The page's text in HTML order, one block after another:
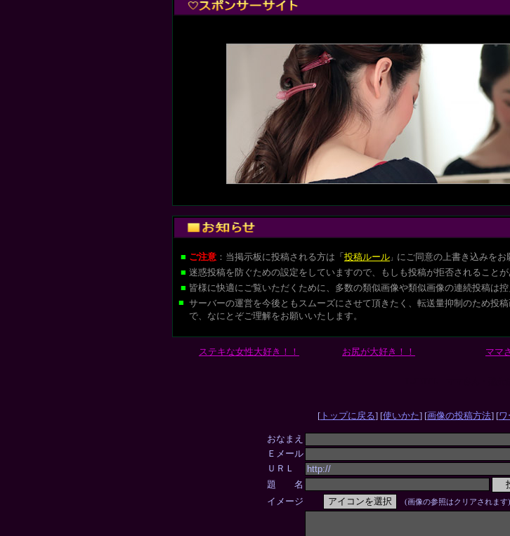
■ ご注意 ：当掲示板に投稿される方は 「 投稿ルール 」 にご同意の上書き込みをお
■ 迷惑投稿を防ぐための設定をしていますので、もしも投稿が拒否されること
■ 皆様に快適にご覧いただくために、多数の類似画像や類似画像の連続投稿は
■ サーバーの運営を今後ともスムーズにさせて頂きたく、転送量抑制のため投
で、なにとぞご理解をお願いいたします。
ステキな女性大好き！！ お尻が大好き！！ ママ
[ トップに戻る] [使いかた] [画像の投稿方法] [
おなまえ
Ｅメール
ＵＲＬ
題 名
イメージ
(画像の参照はクリアされます)